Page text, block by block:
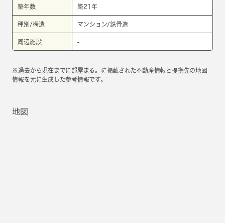
築年数 築21年
種別/構造 マンション/鉄骨造
周辺施設 -
※過去から現在までに部屋まる。に掲載された不動産情報と提携先の地図
情報を元に生成した参考情報です。
地図